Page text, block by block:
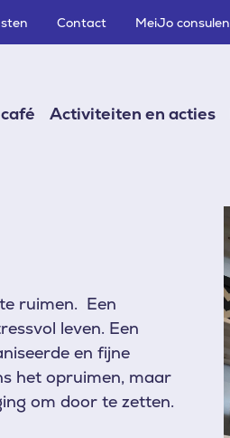
Contact MeiJo
Activiteiten en acties
ruimen. Een
leven. Een
en fijne
het opruimen, maar
om door te zetten.